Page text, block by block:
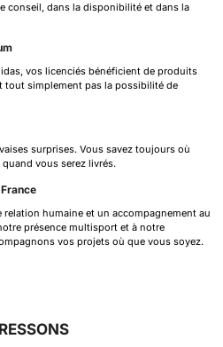
conseil, dans la disponibilité et dans la
vos licenciés bénéficient de produits
tout simplement pas la possibilité de
surprises. Vous savez toujours où
vous serez livrés.
humaine et un accompagnement au
présence multisport et à notre
vos projets où que vous soyez.